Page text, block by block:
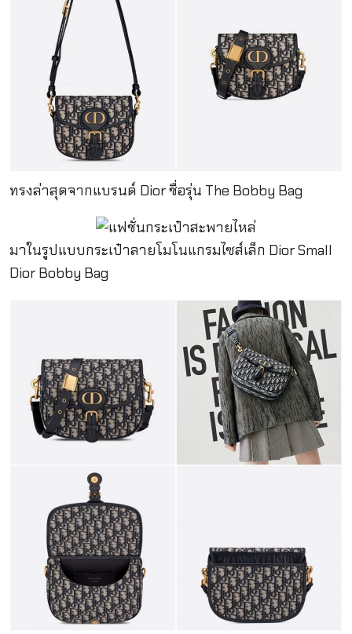
ทรงล่าสุดจากแบรนด์ Dior ชื่อรุ่น The Bobby Bag
มาในรูปแบบกระเป๋าลายโมโนแกรมไซส์เล็ก Dior Small
Dior Bobby Bag